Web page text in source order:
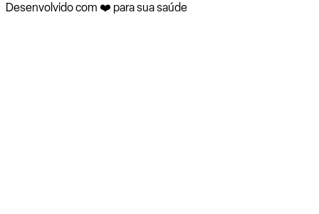
Desenvolvido com ❤️ para sua saúde